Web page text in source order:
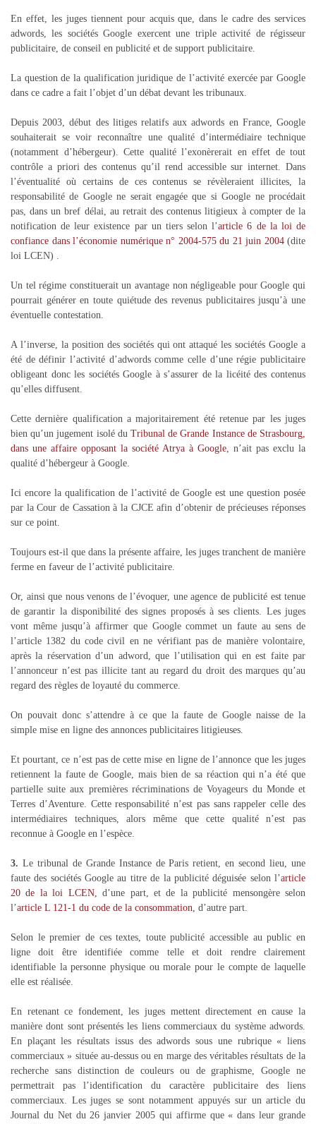
En effet, les juges tiennent pour acquis que, dans le cadre des services
adwords, les sociétés Google exercent une triple activité de régisseur
publicitaire, de conseil en publicité et de support publicitaire.
La question de la qualification juridique de l’activité exercée par Google
dans ce cadre a fait l’objet d’un débat devant les tribunaux.
Depuis 2003, début des litiges relatifs aux adwords en France, Google
souhaiterait se voir reconnaître une qualité d’intermédiaire technique
(notamment d’hébergeur). Cette qualité l’exonèrerait en effet de tout
contrôle a priori des contenus qu’il rend accessible sur internet. Dans
l’éventualité où certains de ces contenus se révèleraient illicites, la
responsabilité de Google ne serait engagée que si Google ne procédait
pas, dans un bref délai, au retrait des contenus litigieux à compter de la
notification de leur existence par un tiers selon l’article 6 de la loi de
confiance dans l’économie numérique n° 2004-575 du 21 juin 2004(dite
loi LCEN) .
Un tel régime constituerait un avantage non négligeable pour Google qui
pourrait générer en toute quiétude des revenus publicitaires jusqu’à une
éventuelle contestation.
A l’inverse, la position des sociétés qui ont attaqué les sociétés Google a
été de définir l’activité d’adwords comme celle d’une régie publicitaire
obligeant donc les sociétés Google à s’assurer de la licéité des contenus
qu’elles diffusent.
Cette dernière qualification a majoritairement été retenue par les juges
bien qu’un jugement isolé du Tribunal de Grande Instance de Strasbourg,
dans une affaire opposant la société Atrya à Google, n’ait pas exclu la
qualité d’hébergeur à Google.
Ici encore la qualification de l’activité de Google est une question posée
par la Cour de Cassation à la CJCE afin d’obtenir de précieuses réponses
sur ce point.
Toujours est-il que dans la présente affaire, les juges tranchent de manière
ferme en faveur de l’activité publicitaire.
Or, ainsi que nous venons de l’évoquer, une agence de publicité est tenue
de garantir la disponibilité des signes proposés à ses clients. Les juges
vont même jusqu’à affirmer que Google commet un faute au sens de
l’article 1382 du code civil en ne vérifiant pas de manière volontaire,
après la réservation d’un adword, que l’utilisation qui en est faite par
l’annonceur n’est pas illicite tant au regard du droit des marques qu’au
regard des règles de loyauté du commerce.
On pouvait donc s’attendre à ce que la faute de Google naisse de la
simple mise en ligne des annonces publicitaires litigieuses.
Et pourtant, ce n’est pas de cette mise en ligne de l’annonce que les juges
retiennent la faute de Google, mais bien de sa réaction qui n’a été que
partielle suite aux premières récriminations de Voyageurs du Monde et
Terres d’Aventure. Cette responsabilité n’est pas sans rappeler celle des
intermédiaires techniques, alors même que cette qualité n’est pas
reconnue à Google en l’espèce.
3. Le tribunal de Grande Instance de Paris retient, en second lieu, une
faute des sociétés Google au titre de la publicité déguisée selon l’article
20 de la loi LCEN, d’une part, et de la publicité mensongère selon
l’article L 121-1 du code de la consommation, d’autre part.
Selon le premier de ces textes, toute publicité accessible au public en
ligne doit être identifiée comme telle et doit rendre clairement
identifiable la personne physique ou morale pour le compte de laquelle
elle est réalisée.
En retenant ce fondement, les juges mettent directement en cause la
manière dont sont présentés les liens commerciaux du système adwords.
En plaçant les résultats issus des adwords sous une rubrique « liens
commerciaux » située au-dessus ou en marge des véritables résultats de la
recherche sans distinction de couleurs ou de graphisme, Google ne
permettrait pas l’identification du caractère publicitaire des liens
commerciaux. Les juges se sont notamment appuyés sur un article du
Journal du Net du 26 janvier 2005 qui affirme que « dans leur grande